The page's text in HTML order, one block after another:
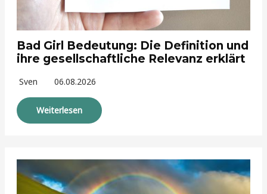
Bad Girl Bedeutung: Die Definition und
ihre gesellschaftliche Relevanz erklärt
Sven 06.08.2026
Weiterlesen